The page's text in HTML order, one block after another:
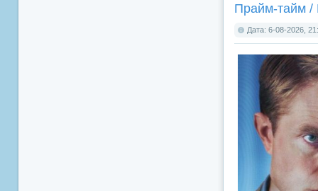
Прайм-тайм /
Дата: 6-08-2026,